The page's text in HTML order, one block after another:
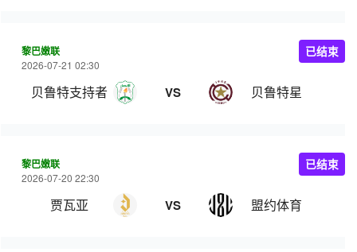
黎巴嫩联
2026-07-21 02:30
贝鲁特支持者 VS 贝鲁特星
已结束
黎巴嫩联
2026-07-20 22:30
贾瓦亚 VS 盟约体育
已结束